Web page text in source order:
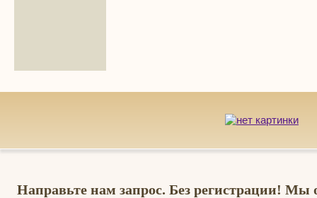
Направьте нам запрос. Без регистрации! Мы